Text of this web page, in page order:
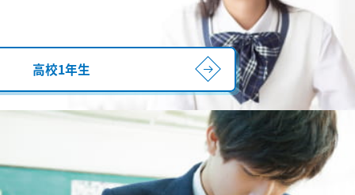
高校1年生